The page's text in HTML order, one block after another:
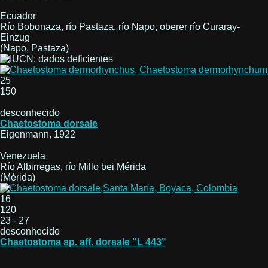
Ecuador
Río Bobonaza, río Pastaza, río Napo, oberer río Curaray-
Einzug
(Napo, Pastaza)
25
150
desconhecido
Chaetostoma dorsale
Eigenmann, 1922
Venezuela
Río Albirregas, río Millo bei Mérida
(Mérida)
16
120
23 - 27
desconhecido
Chaetostoma sp. aff. dorsale "L 443"